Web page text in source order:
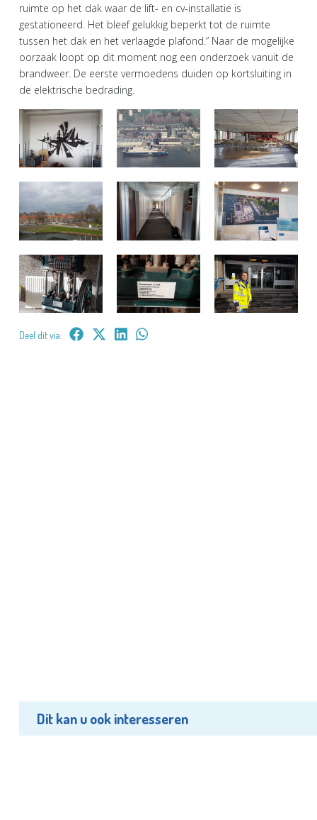
ruimte op het dak waar de lift- en cv-installatie is
gestationeerd. Het bleef gelukkig beperkt tot de ruimte
tussen het dak en het verlaagde plafond.” Naar de mogelijke
oorzaak loopt op dit moment nog een onderzoek vanuit de
brandweer. De eerste vermoedens duiden op kortsluiting in
de elektrische bedrading.
Deel dit via:
Dit kan u ook interesseren